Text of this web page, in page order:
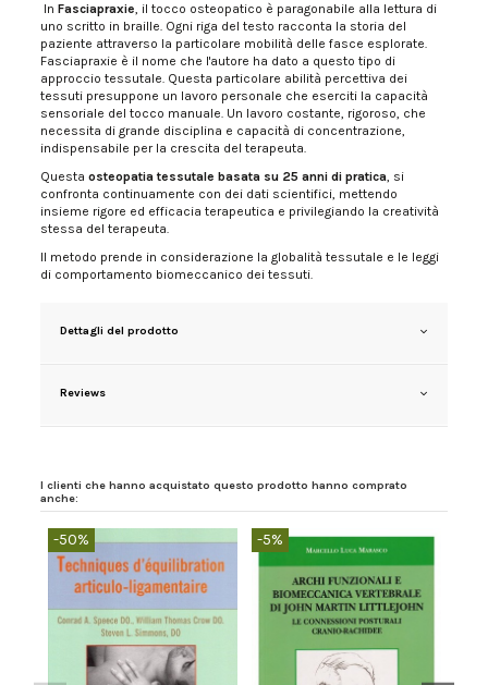
InFasciapraxie, il tocco osteopatico è paragonabile alla lettura di
uno scritto in braille. Ogni riga del testo racconta la storia del
paziente attraverso la particolare mobilità delle fasce esplorate.
Fasciapraxie è il nome che l'autore ha dato a questo tipo di
approccio tessutale. Questa particolare abilità percettiva dei
tessuti presuppone un lavoro personale che eserciti la capacità
sensoriale del tocco manuale. Un lavoro costante, rigoroso, che
necessita di grande disciplina e capacità di concentrazione,
indispensabile per la crescita del terapeuta.
Questaosteopatia tessutale basata su 25 anni di pratica, si
confronta continuamente con dei dati scientifici, mettendo
insieme rigore ed efficacia terapeutica e privilegiando la creatività
stessa del terapeuta.
Il metodo prende in considerazione la globalità tessutale e le leggi
di comportamento biomeccanico dei tessuti.
Dettagli del prodotto
Reviews
I clienti che hanno acquistato questo prodotto hanno comprato
anche:
-50% -5%